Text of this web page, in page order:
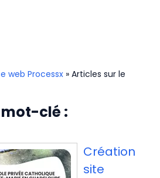
web Processx » Articles sur le
clé :
Création
site